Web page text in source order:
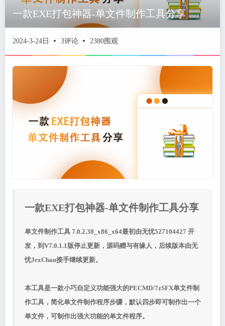
一款EXE打包神器-单文件制作工具分享
2024-3-24日 3评论 2380围观
一款EXE打包神器-单文件制作工具分享
单文件制作工具 7.0.2.38_x86_x64最初由无忧527104427 开
发，到V7.0.1.1版停止更新，源码赠与有缘人，后续版本由无
忧JexChan接手继续更新。
本工具是一款小巧自定义功能强大的PECMD/7zSFX单文件制
作工具，简化单文件制作程序步骤，默认四步即可制作出一个
单文件，可制作出强大功能的单文件程序。